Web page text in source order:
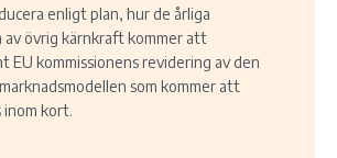
enligt plan, hur de årliga
av övrig kärnkraft kommer att
EU kommissionens revidering av den
som kommer att
kort.